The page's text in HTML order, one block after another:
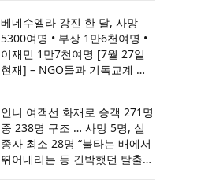
뭄 … 원전·운하가동 차질 / 아프
간·인도·파키스탄 홍수로 최소
70명 사망
베네수엘라 강진 한 달, 사망
5300여명 • 부상 1만6천여명 •
이재민 1만7천여명 [7월 27일
현재] – NGO들과 기독교계 지
인니 여객선 화재로 승객 271명
중 238명 구조 … 사망 5명, 실
종자 최소 28명 “불타는 배에서
뛰어내리는 등 긴박했던 탈출